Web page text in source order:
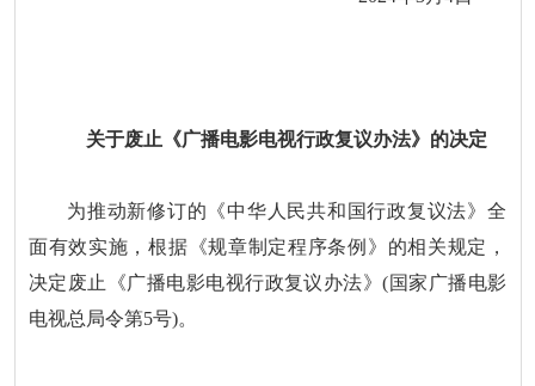
关于废止《广播电影电视行政复议办法》的决定
为推动新修订的《中华人民共和国行政复议法》全
面有效实施，根据《规章制定程序条例》的相关规定，
决定废止《广播电影电视行政复议办法》(国家广播电影
电视总局令第5号)。